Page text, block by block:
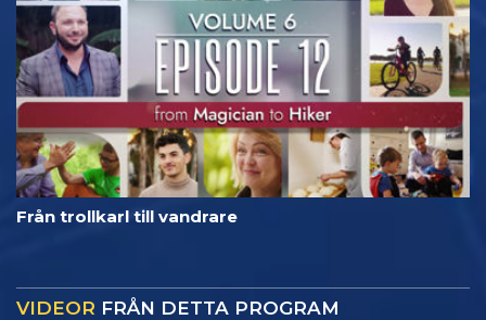
Från trollkarl till vandrare
VIDEOR FRÅN DETTA PROGRAM